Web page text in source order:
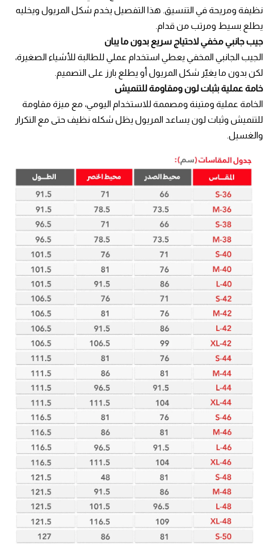
نظيفة ومريحة في التنسيق. هذا التفصيل يخدم شكل المريول ويخليه
يطلع بسيط ومرتب من قدام.
جيب جانبي مخفي لاحتياج سريع بدون ما يبان
الجيب الجانبي المخفي يعطي استخدام عملي للطالبة للأشياء الصغيرة،
لكن بدون ما يغيّر شكل المريول أو يطلع بارز على التصميم.
خامة عملية بثبات لون ومقاومة للتنميش
الخامة عملية ومتينة ومصممة للاستخدام اليومي، مع ميزة مقاومة
للتنميش وثبات لون يساعد المريول يظل شكله نظيف حتى مع التكرار
والغسيل.